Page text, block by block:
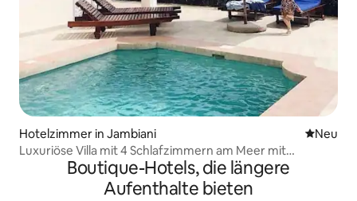
Hotelzimmer in Jambiani Neue
Neu
Luxuriöse Villa mit 4 Schlafzimmern am Meer mit
privatem Pool in Paje
Boutique-Hotels, die längere
Aufenthalte bieten